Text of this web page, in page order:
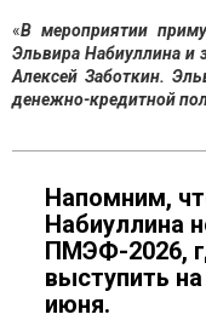
«В мероприятии
Эльвира Набиуллина и
Алексей Заботкин.
денежно-кредитной
Напомним,
Набиуллина
ПМЭФ-2026,
выступить
июня.